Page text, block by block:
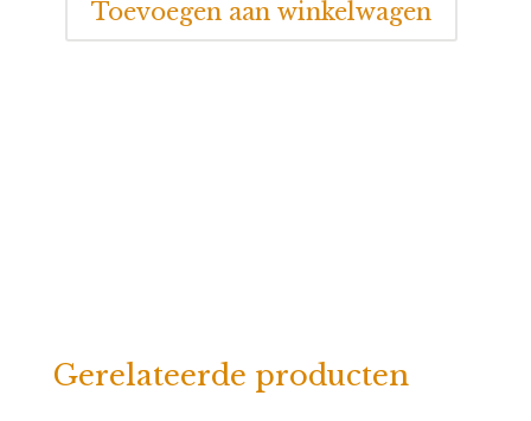
aantal
Toevoegen aan winkelwagen
Gerelateerde producten